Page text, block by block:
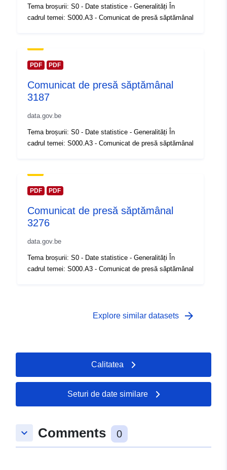
Registru catalog: Adăugat la data.europa.eu:
2024
[ 6.41, 51.51 ], [ 6.41, 49.49 ],
uriRef:
Drepturi de
acces:
public
temporală:
-
31 December 2010
Tema broșurii: S0 - Date statistice - Generalități În
cadrul temei: S000.A3 - Comunicat de presă săptămânal
PDF PDF
Comunicat de presă săptămânal
3187
data.gov.be
Tema broșurii: S0 - Date statistice - Generalități În
cadrul temei: S000.A3 - Comunicat de presă săptămânal
PDF PDF
Comunicat de presă săptămânal
3276
data.gov.be
Tema broșurii: S0 - Date statistice - Generalități În
cadrul temei: S000.A3 - Comunicat de presă săptămânal
Explore similar datasets arrow_forward
Calitatea
Seturi de date similare
keyboard_arrow_down Comments 0